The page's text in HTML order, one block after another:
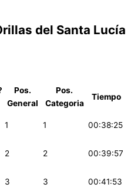
del Santa Lucía
Pos.
General
Pos.
Categoria
Tiempo
1 1 00:38:25
2 2 00:39:57
3 3 00:41:53